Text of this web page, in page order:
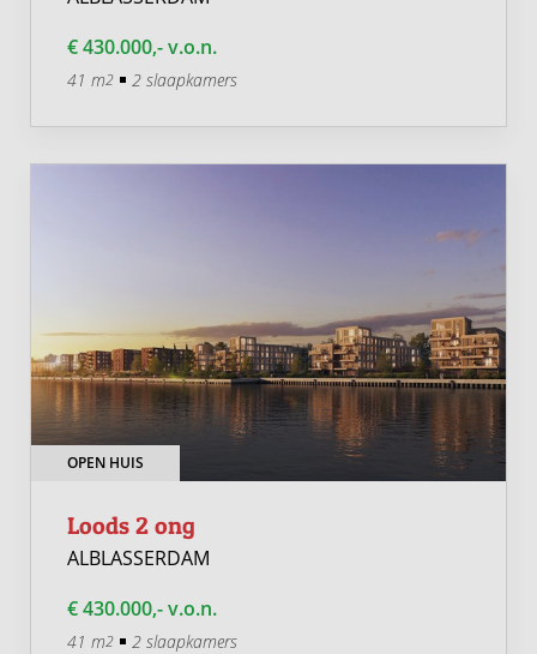
€ 430.000,- v.o.n.
41 m2 2 slaapkamers
OPEN HUIS
Loods 2 ong
ALBLASSERDAM
€ 430.000,- v.o.n.
41 m2 2 slaapkamers